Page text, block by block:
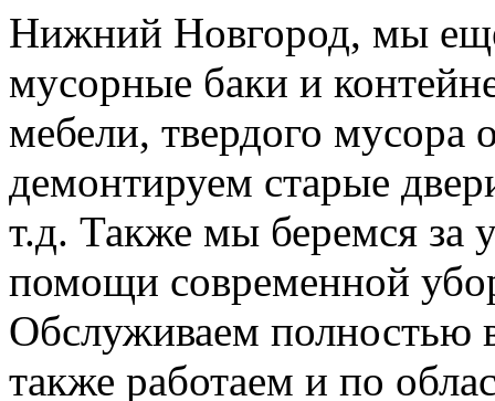
Нижний Новгород, мы
мусорные баки и
мебели, твердого мусора
демонтируем старые
т.д. Также мы беремся за
помощи современной
Обслуживаем полностью
также работаем и по